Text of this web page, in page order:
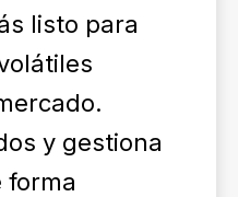
listo para
y gestiona
forma